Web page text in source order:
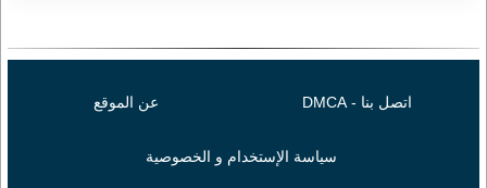
اتصل بنا - DMCA عن الموقع
سياسة الإستخدام و الخصوصية